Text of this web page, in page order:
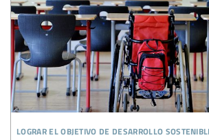
lograr el objetivo de desarrollo